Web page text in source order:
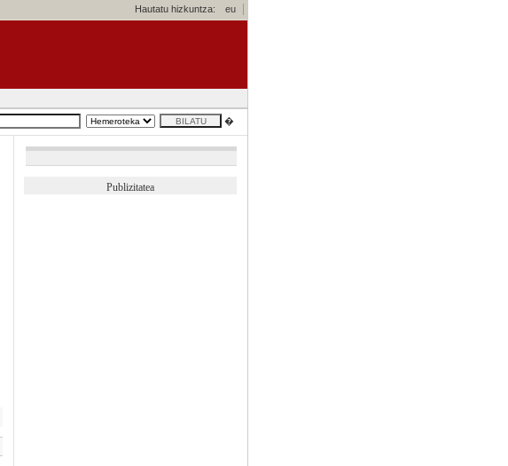
Hautatu hizkuntza:
eu
�
Publizitatea